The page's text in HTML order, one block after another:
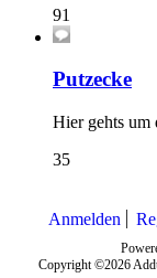
91
Putzecke
Hier gehts um
35
Anmelden
Copyright ©2026